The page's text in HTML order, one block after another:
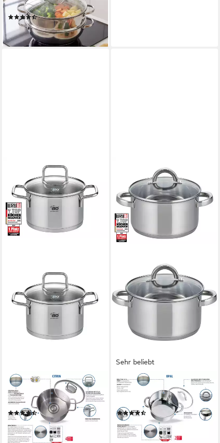
Dampfeinsatz, Serie Pro-Line
(3)
64,90 €
lieferbar - in 2-3 Werktagen bei dir
ELO
Fleischtopf Citrin, Edelstahl
18/8 (1-tlg), Induktion
(59)
ab 22,49 € UVP34,90 €
-36%
Sehr beliebt
ELO BASIC
Fleischtopf Opal, Edelstahl
18/8 (1-tlg), Induktion
(68)
ab 16,49 € UVP22,90 €
-28%